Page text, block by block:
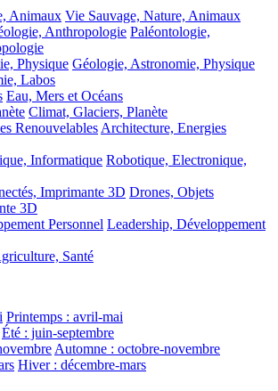
Animaux Vie Sauvage, Nature, Animaux
Anthropologie Paléontologie,
Physique Géologie, Astronomie, Physique
Labos
Eau, Mers et Océans
Climat, Glaciers, Planète
RenouvelablesArchitecture, Energies
Informatique Robotique, Electronique,
Imprimante 3D Drones, Objets
3D
Personnel Leadership, Développement
Santé
Printemps : avril-mai
Été : juin-septembre
Automne : octobre-novembre
Hiver : décembre-mars